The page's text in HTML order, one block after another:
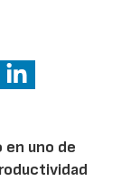
uno de